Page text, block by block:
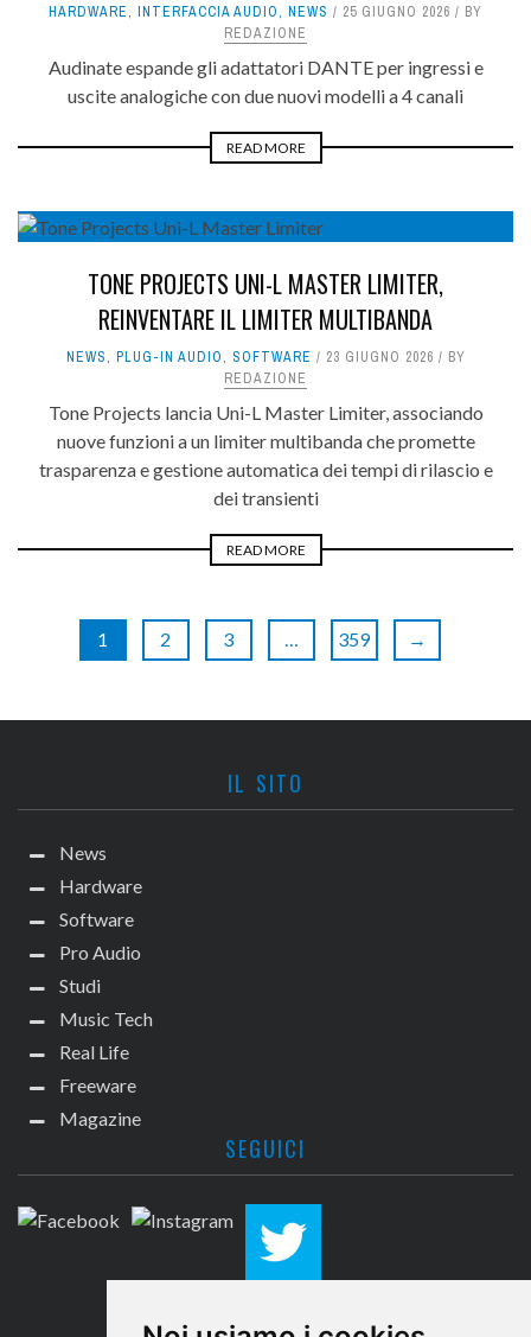
HARDWARE, INTERFACCIA AUDIO, NEWS 25 GIUGNO 2026
BY
REDAZIONE
Audinate espande gli adattatori DANTE per ingressi e
uscite analogiche con due nuovi modelli a 4 canali
READ MORE
TONE PROJECTS UNI-L MASTER LIMITER,
REINVENTARE IL LIMITER MULTIBANDA
NEWS, PLUG-IN AUDIO, SOFTWARE 23 GIUGNO 2026
BY
REDAZIONE
Tone Projects lancia Uni-L Master Limiter, associando
nuove funzioni a un limiter multibanda che promette
trasparenza e gestione automatica dei tempi di rilascio e
dei transienti
READ MORE
1 2 3 … 359 →
IL SITO
News
Hardware
Software
Pro Audio
Studi
Music Tech
Real Life
Freeware
Magazine
SEGUICI
CONTATTACI